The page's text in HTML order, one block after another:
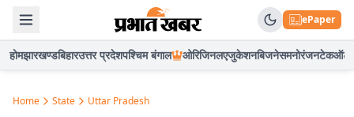
ePaper
होमझारखण्डबिहारउत्तर प्रदेशपश्चिम बंगाल ओरिजिनलएजुकेशनबिजनेसमनोरंजनटेकऑटो
Home State Uttar Pradesh